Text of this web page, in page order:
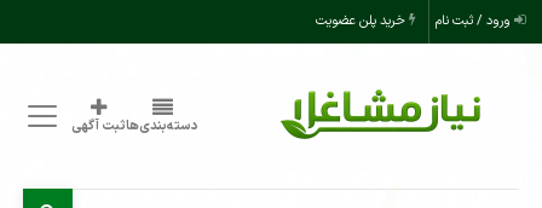
ورود / ثبت نام خرید پلن عضویت
دسته‌بندی‌هاثبت آگهی